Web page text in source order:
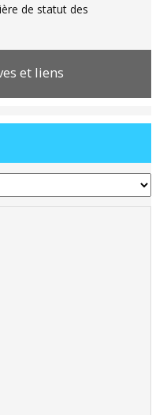
de statut des
et liens